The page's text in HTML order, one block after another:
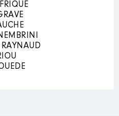
ou gratification
Type
€
€